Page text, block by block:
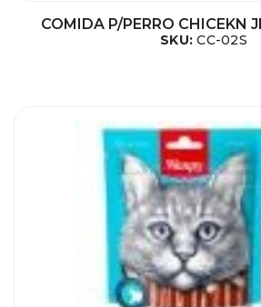
COMIDA P/PERRO CHICEKN
SKU:CC-02S